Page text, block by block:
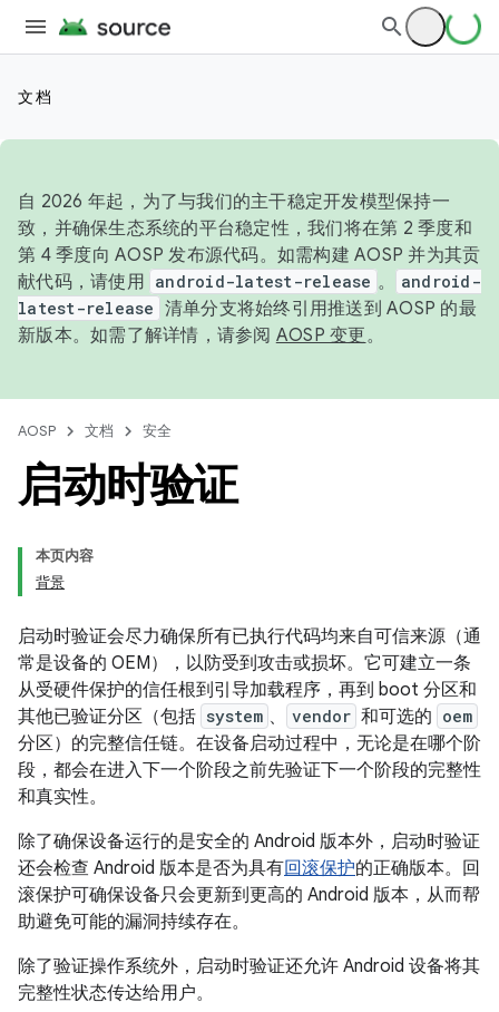
文档
自 2026 年起，为了与我们的主干稳定开发模型保持一
致，并确保生态系统的平台稳定性，我们将在第 2 季度和
第 4 季度向 AOSP 发布源代码。如需构建 AOSP 并为其贡
献代码，请使用 android-latest-release 。
android-
latest-release 清单分支将始终引用推送到 AOSP 的最
新版本。如需了解详情，请参阅 AOSP 变更。
AOSP 文档 安全
启动时验证
本页内容
背景
启动时验证会尽力确保所有已执行代码均来自可信来源（通
常是设备的 OEM），以防受到攻击或损坏。它可建立一条
从受硬件保护的信任根到引导加载程序，再到 boot 分区和
其他已验证分区（包括 system 、 vendor 和可选的 oem
分区）的完整信任链。在设备启动过程中，无论是在哪个阶
段，都会在进入下一个阶段之前先验证下一个阶段的完整性
和真实性。
除了确保设备运行的是安全的 Android 版本外，启动时验证
还会检查 Android 版本是否为具有回滚保护的正确版本。回
滚保护可确保设备只会更新到更高的 Android 版本，从而帮
助避免可能的漏洞持续存在。
除了验证操作系统外，启动时验证还允许 Android 设备将其
完整性状态传达给用户。